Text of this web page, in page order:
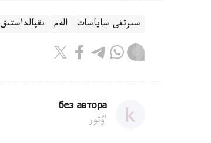
سىرتقى ساياسات الەم ىقپالداستىق
без автора
اۆتور